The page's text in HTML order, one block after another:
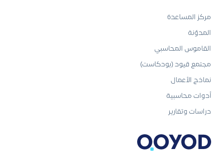
مركز المساعدة
المدوّنة
القاموس المحاسبي
مجتمع قيود (بودكاست)
نماذج الأعمال
أدوات محاسبية
دراسات وتقارير